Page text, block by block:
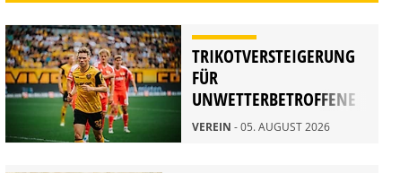
TRIKOTVERSTEIGERUNG
FÜR
UNWETTERBETROFFENE
IN RATHEN
VEREIN - 05. AUGUST 2026